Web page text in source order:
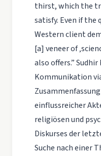
thirst, which the
satisfy. Even if the
Western client
[a] veneer of
also offers.”
Kommunikation
einflussreicher
religiösen und
Diskurses der
Suche nach einer